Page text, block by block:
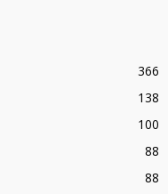
366
138
100
88
88